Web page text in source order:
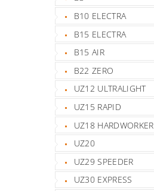
B10 ELECTRA
B15 ELECTRA
B15 AIR
B22 ZERO
UZ12 ULTRALIGHT
UZ15 RAPID
UZ18 HARDWORKER
UZ20
UZ29 SPEEDER
UZ30 EXPRESS